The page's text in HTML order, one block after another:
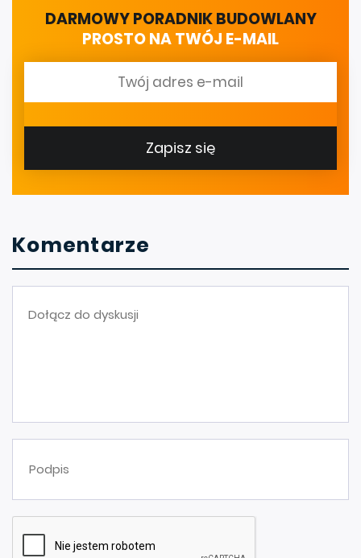
DARMOWY PORADNIK BUDOWLANY
PROSTO NA TWÓJ E-MAIL
Zapisz się
Komentarze